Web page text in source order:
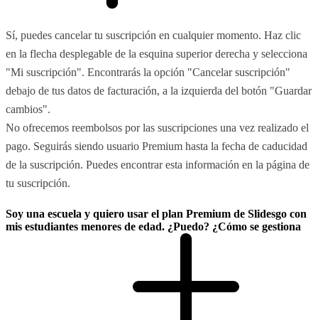
Sí, puedes cancelar tu suscripción en cualquier momento. Haz clic
en la flecha desplegable de la esquina superior derecha y selecciona
"Mi suscripción". Encontrarás la opción "Cancelar suscripción"
debajo de tus datos de facturación, a la izquierda del botón "Guardar
cambios".
No ofrecemos reembolsos por las suscripciones una vez realizado el
pago. Seguirás siendo usuario Premium hasta la fecha de caducidad
de la suscripción. Puedes encontrar esta información en la página de
tu suscripción.
Soy una escuela y quiero usar el plan Premium de Slidesgo con
mis estudiantes menores de edad. ¿Puedo? ¿Cómo se gestiona